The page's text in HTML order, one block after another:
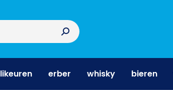
likeuren erber whisky bieren